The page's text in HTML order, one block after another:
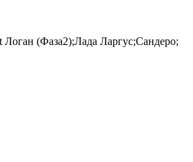
(Фаза2);Лада Ларгус;Сандеро;